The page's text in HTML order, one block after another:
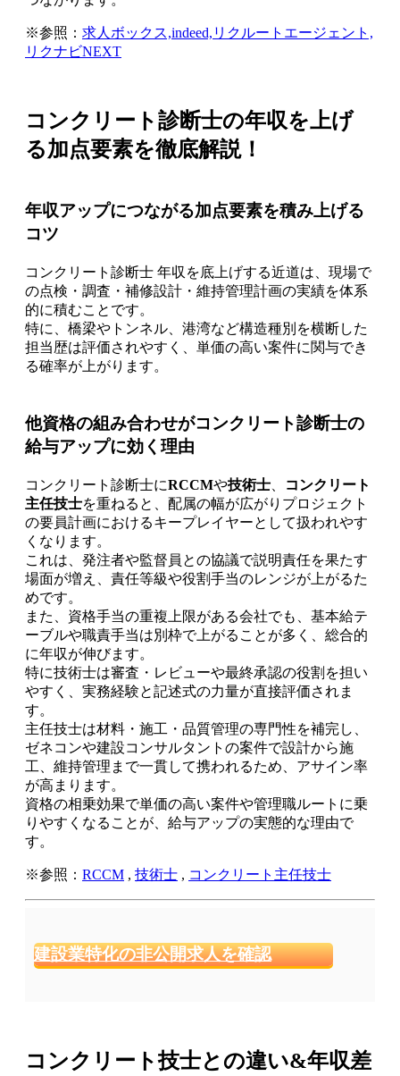
※参照： 求人ボックス,indeed, リクルートエージェント,
リクナビNEXT
コンクリート診断士の年収を上げ
る加点要素を徹底解説！
年収アップにつながる加点要素を積み上げる
コツ
コンクリート診断士 年収を底上げする近道は、現場で
の点検・調査・補修設計・維持管理計画の実績を体系
的に積むことです。
特に、橋梁やトンネル、港湾など構造種別を横断した
担当歴は評価されやすく、単価の高い案件に関与でき
る確率が上がります。
他資格の組み合わせがコンクリート診断士の
給与アップに効く理由
コンクリート診断士にRCCMや技術士
コンクリート
主任技士を重ねると、配属の幅が広がりプロジェクト
の要員計画におけるキープレイヤーとして扱われやす
くなります。
これは、発注者や監督員との協議で説明責任を果たす
場面が増え、責任等級や役割手当のレンジが上がるた
めです。
また、資格手当の重複上限がある会社でも、基本給テ
ーブルや職責手当は別枠で上がることが多く、総合的
に年収が伸びます。
特に技術士は審査・レビューや最終承認の役割を担い
やすく、実務経験と記述式の力量が直接評価されま
す。
主任技士は材料・施工・品質管理の専門性を補完し、
ゼネコンや建設コンサルタントの案件で設計から施
工、維持管理まで一貫して携われるため、アサイン率
が高まります。
資格の相乗効果で単価の高い案件や管理職ルートに乗
りやすくなることが、給与アップの実態的な理由で
す。
※参照： RCCM , 技術士 , コンクリート主任技士
建設業特化の非公開求人を確認
コンクリート技士との違い&年収差